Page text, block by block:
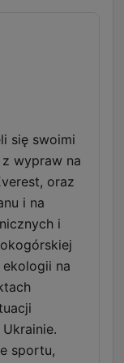
się swoimi
wypraw na
oraz
i na
i
na
sportu,